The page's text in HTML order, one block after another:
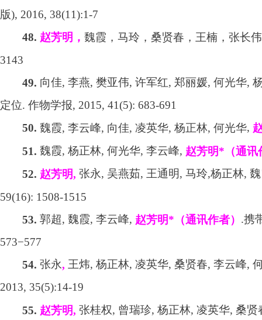
版), 2016, 38(11):1-7
48. 赵芳明， 魏霞，马玲，桑贤春，王楠，张长
3143
49. 向佳, 李燕, 樊亚伟, 许军红, 郑丽媛, 何光华,
定位. 作物学报, 2015, 41(5): 683-691
50. 魏霞, 李云峰, 向佳, 凌英华, 杨正林, 何光华,
51. 魏霞, 杨正林, 何光华, 李云峰, 赵芳明* （通
52. 赵芳明, 张永, 吴燕茹, 王通明, 马玲,杨正林,
59(16): 1508-1515
53. 郭超, 魏霞, 李云峰, 赵芳明* （通讯作者） .携
573−577
54. 张永, 王炜, 杨正林, 凌英华, 桑贤春, 李云峰,
2013, 35(5):14-19
55. 赵芳明, 张桂权, 曾瑞珍, 杨正林, 凌英华, 桑贤